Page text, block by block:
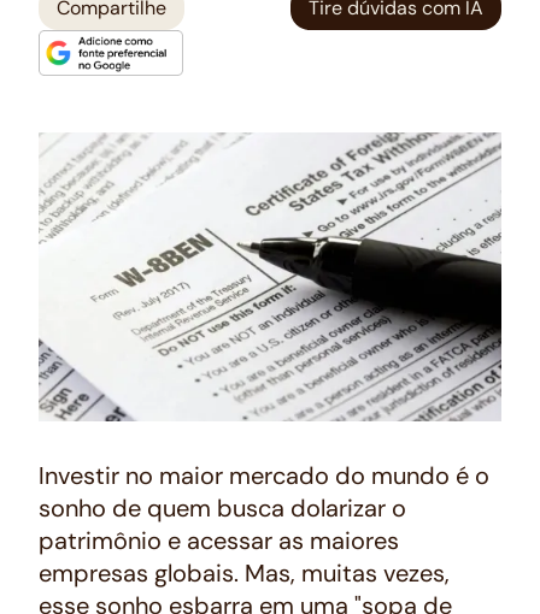
Compartilhe Tire dúvidas com IA
Investir no maior mercado do mundo é o
sonho de quem busca dolarizar o
patrimônio e acessar as maiores
empresas globais. Mas, muitas vezes,
esse sonho esbarra em uma "sopa de